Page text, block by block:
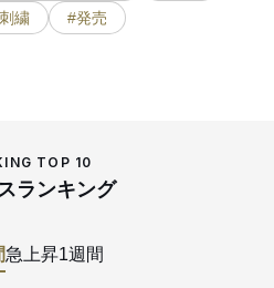
繍
#発売
TOP 10
ランキング
急上昇1週間